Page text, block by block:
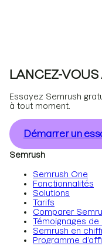
LANCEZ-
Essayez Semrush
à tout moment.
Démarrer un
Semrush
Semrush One
Fonctionnalités
Solutions
Tarifs
Comparer
Témoignages de
Semrush en
Programme